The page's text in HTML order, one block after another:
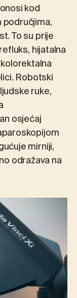
kod
područjima,
To su prije
hijatalna
Robotski
ruke,
osjećaj
mirniji,
odražava na